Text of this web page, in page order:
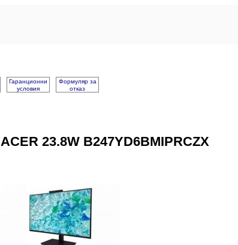
Гаранционни
условия
Формуляр за
отказ
ACER 23.8W B247YD6BMIPRCZX